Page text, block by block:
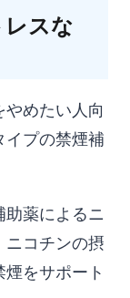
スな
めたい人向
イプの禁煙補
薬によるニ
ニコチンの摂
をサポート